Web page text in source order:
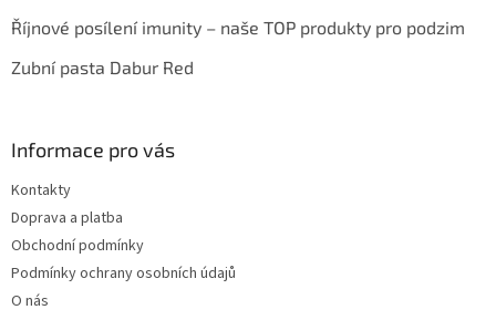
Říjnové posílení imunity – naše TOP produkty pro podzim
Zubní pasta Dabur Red
Informace pro vás
Kontakty
Doprava a platba
Obchodní podmínky
Podmínky ochrany osobních údajů
O nás